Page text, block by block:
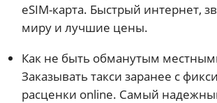
eSIM-карта. Быстрый интернет,
миру и лучшие цены.
Как не быть обманутым
Заказывать такси заранее с
расценки online. Самый